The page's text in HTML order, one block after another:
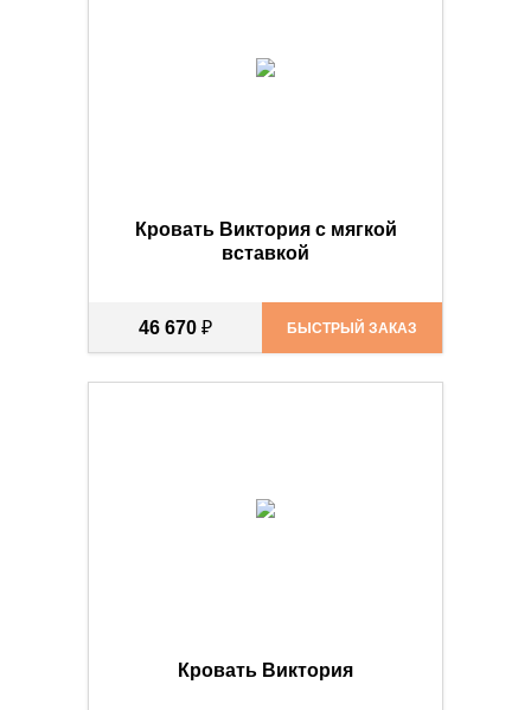
Кровать Виктория с мягкой
вставкой
46 670 ₽ БЫСТРЫЙ ЗАКАЗ
Кровать Виктория